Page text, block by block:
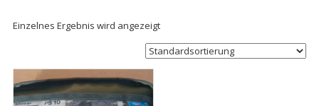
Einzelnes Ergebnis wird angezeigt